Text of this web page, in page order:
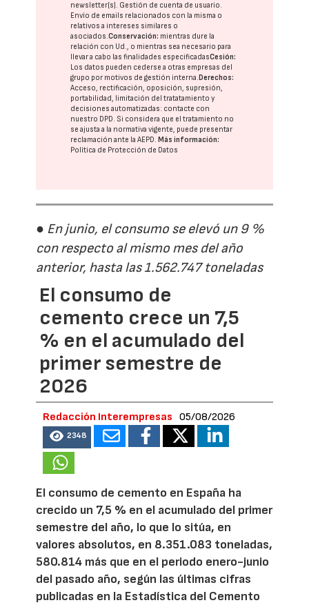
newsletter(s). Gestión de cuenta de usuario.
Envío de emails relacionados con la misma o
relativos a intereses similares o
asociados.Conservación: mientras dure la
relación con Ud., o mientras sea necesario para
llevar a cabo las finalidades especificadasCesión:
Los datos pueden cederse a otras empresas del
grupo por motivos de gestión interna. Derechos:
Acceso, rectificación, oposición, supresión,
portabilidad, limitación del tratatamiento y
decisiones automatizadas: contacte con
nuestro DPD. Si considera que el tratamiento no
se ajusta a la normativa vigente, puede presentar
reclamación ante laAEPD. Más información:
Política de Protección de Datos
● En junio, el consumo se elevó un 9 %
con respecto al mismo mes del año
anterior, hasta las 1.562.747 toneladas
El consumo de
cemento crece un 7,5
% en el acumulado del
primer semestre de
2026
Redacción Interempresas 05/08/2026
2348
El consumo de cemento en España ha
crecido un 7,5 % en el acumulado del primer
semestre del año, lo que lo sitúa, en
valores absolutos, en 8.351.083 toneladas,
580.814 más que en el periodo enero-junio
del pasado año, según las últimas cifras
publicadas en la Estadística del Cemento